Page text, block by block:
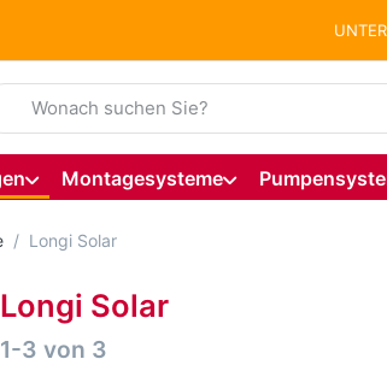
Sie einen Suchbegriff ein. Während
Montagesysteme
Longi Solar
Longi Solar
Suchergebnisse:
1-3 von 3